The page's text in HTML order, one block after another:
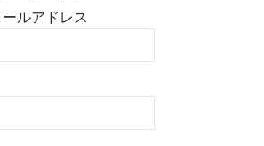
ルアドレス